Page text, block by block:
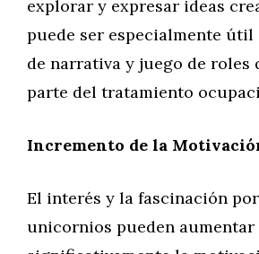
explorar y expresar ideas
puede ser especialmente útil
de narrativa y juego de roles
parte del tratamiento
Incremento de la
El interés y la fascinación
unicornios pueden aumentar